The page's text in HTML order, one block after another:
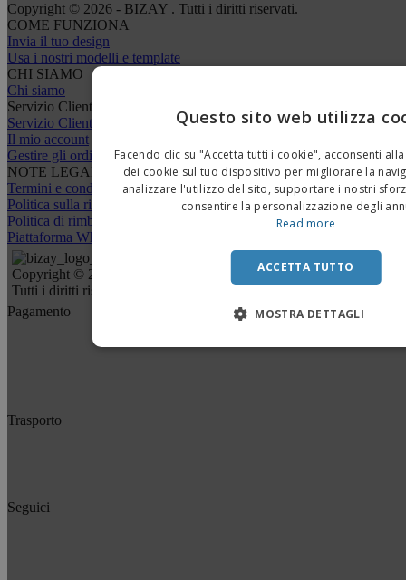
Copyright © 2026 - BIZAY . Tutti i diritti riservati.
COME FUNZIONA
Invia il tuo design
Usa i nostri modelli e template
CHI SIAMO
Chi siamo
Servizio Clienti
Servizio Clienti
Il mio account
Gestire gli ordini
NOTE LEGALI
Termini e condizioni
Politica sulla riservatezza
Politica di rimborso e restituzione
Piattaforma Whisteblower
Copyright © 2026 - BIZAY .
Tutti i diritti riservati.
Pagamento
Trasporto
Seguici
Questo sito web utilizza
Facendo clic su "Accetta tutti i cookie", acconsenti
dei cookie sul tuo dispositivo per migliorare la
analizzare l'utilizzo del sito, supportare i nostri
consentire la personalizzazione degli
Read more
ACCETTA TUTTO
MOSTRA DETTAGLI